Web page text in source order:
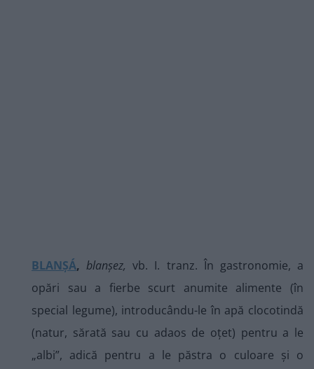
BLANȘÁ, blanșez, vb. I. tranz. În gastronomie, a
opări sau a fierbe scurt anumite alimente (în
special legume), introducându-le în apă clocotindă
(natur, sărată sau cu adaos de oțet) pentru a le
„albi”, adică pentru a le păstra o culoare și o